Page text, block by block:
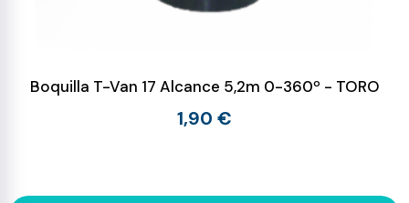
Boquilla T-Van 17 Alcance 5,2m 0-360º - TORO
1,90 €